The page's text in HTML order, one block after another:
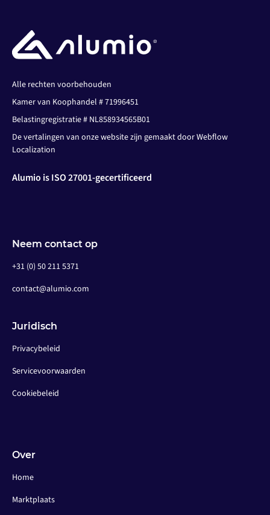
Alle rechten voorbehouden
Kamer van Koophandel # 71996451
Belastingregistratie # NL858934565B01
De vertalingen van onze website zijn gemaakt door Webflow
Localization
Alumio is ISO 27001-gecertificeerd
Neem contact op
+31 (0) 50 211 5371
contact@alumio.com
Juridisch
Privacybeleid
Servicevoorwaarden
Cookiebeleid
Over
Home
Marktplaats